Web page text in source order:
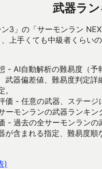
武器ラ
3」の「サーモンラン
上手くても中級者くらい
- AI自動解析の難易度（
武器偏差値、難易度判定
価 - 任意の武器、ステージ
モンランの武器ランキン
- 過去の全サーモンランの
が含まれる指定、難易度順
)